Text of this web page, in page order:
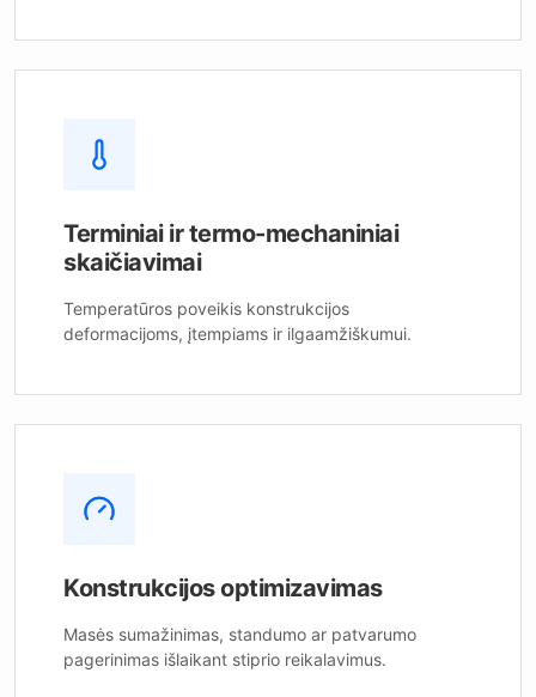
Terminiai ir termo-mechaniniai
skaičiavimai
Temperatūros poveikis konstrukcijos
deformacijoms, įtempiams ir ilgaamžiškumui.
Konstrukcijos optimizavimas
Masės sumažinimas, standumo ar patvarumo
pagerinimas išlaikant stiprio reikalavimus.